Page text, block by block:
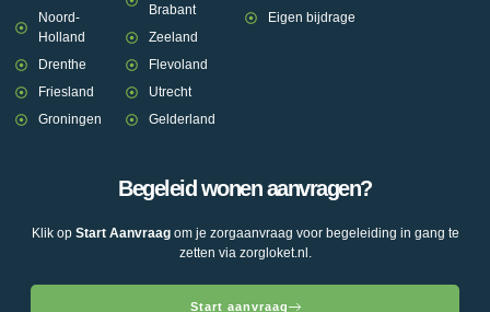
Noord-
Holland
Drenthe
Friesland
Groningen
Brabant
Zeeland
Flevoland
Utrecht
Gelderland
Eigen bijdrage
Begeleid wonen aanvragen?
Klik op Start Aanvraagom je zorgaanvraag voor begeleiding in gang te
zetten via zorgloket.nl.
Start aanvraag